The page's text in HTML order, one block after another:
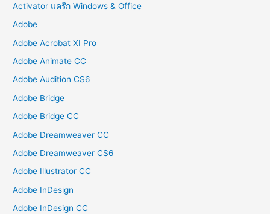
Activator แคร๊ก Windows & Office
Adobe
Adobe Acrobat XI Pro
Adobe Animate CC
Adobe Audition CS6
Adobe Bridge
Adobe Bridge CC
Adobe Dreamweaver CC
Adobe Dreamweaver CS6
Adobe Illustrator CC
Adobe InDesign
Adobe InDesign CC